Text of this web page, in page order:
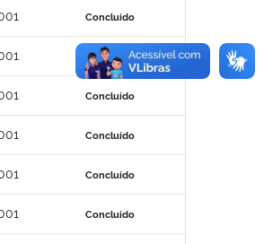
Concluído
Concluído
Concluído
Concluído
Concluído
Concluído